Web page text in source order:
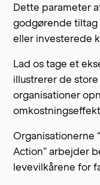
Dette parameter
godgørende
eller investerede
Lad os tage et
illustrerer de
organisationer
Organisationerne
Action” arbejder
levevilkårene for